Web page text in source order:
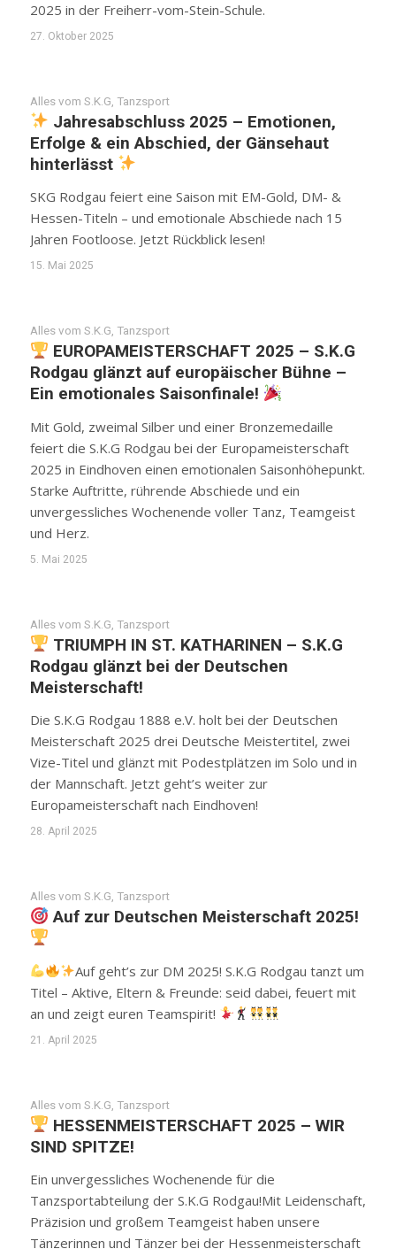
2025 in der Freiherr-vom-Stein-Schule.
27. Oktober 2025
Alles vom S.K.G Tanzsport
Jahresabschluss 2025 – Emotionen,
Erfolge & ein Abschied, der Gänsehaut
hinterlässt
SKG Rodgau feiert eine Saison mit EM-Gold, DM- &
Hessen-Titeln – und emotionale Abschiede nach 15
Jahren Footloose. Jetzt Rückblick lesen!
15. Mai 2025
Alles vom S.K.G Tanzsport
EUROPAMEISTERSCHAFT 2025 – S.K.G
Rodgau glänzt auf europäischer Bühne –
Ein emotionales Saisonfinale!
Mit Gold, zweimal Silber und einer Bronzemedaille
feiert die S.K.G Rodgau bei der Europameisterschaft
2025 in Eindhoven einen emotionalen Saisonhöhepunkt.
Starke Auftritte, rührende Abschiede und ein
unvergessliches Wochenende voller Tanz, Teamgeist
und Herz.
5. Mai 2025
Alles vom S.K.G Tanzsport
TRIUMPH IN ST. KATHARINEN – S.K.G
Rodgau glänzt bei der Deutschen
Meisterschaft!
Die S.K.G Rodgau 1888 e.V. holt bei der Deutschen
Meisterschaft 2025 drei Deutsche Meistertitel, zwei
Vize-Titel und glänzt mit Podestplätzen im Solo und in
der Mannschaft. Jetzt geht’s weiter zur
Europameisterschaft nach Eindhoven!
28. April 2025
Alles vom S.K.G Tanzsport
Auf zur Deutschen Meisterschaft 2025!
Auf geht’s zur DM 2025! S.K.G Rodgau tanzt um
Titel – Aktive, Eltern & Freunde: seid dabei, feuert mit
an und zeigt euren Teamspirit!
21. April 2025
Alles vom S.K.G Tanzsport
HESSENMEISTERSCHAFT 2025 – WIR
SIND SPITZE!
Ein unvergessliches Wochenende für die
Tanzsportabteilung der S.K.G Rodgau!Mit Leidenschaft,
Präzision und großem Teamgeist haben unsere
Tänzerinnen und Tänzer bei der Hessenmeisterschaft